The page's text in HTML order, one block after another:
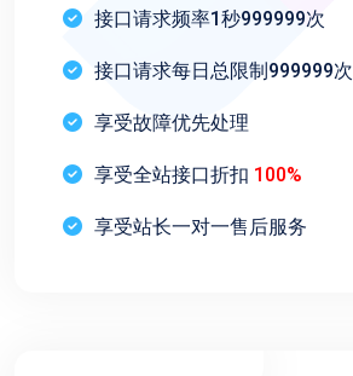
接口请求频率1秒999999次
接口请求每日总限制999999次
享受故障优先处理
享受全站接口折扣 100%
享受站长一对一售后服务